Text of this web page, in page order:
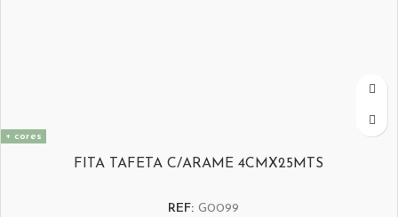
+ cores
FITA TAFETA C/ARAME 4CMX25MTS
REF: G0099